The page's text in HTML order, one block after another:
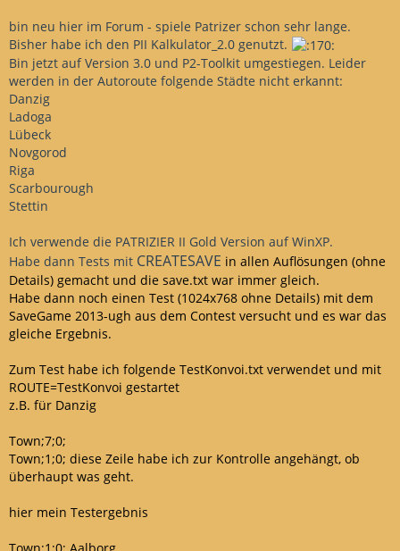
bin neu hier im Forum - spiele Patrizer schon sehr lange.
Bisher habe ich den PII Kalkulator_2.0 genutzt.
Bin jetzt auf Version 3.0 und P2-Toolkit umgestiegen. Leider
werden in der Autoroute folgende Städte nicht erkannt:
Danzig
Ladoga
Lübeck
Novgorod
Riga
Scarbourough
Stettin
Ich verwende die PATRIZIER II Gold Version auf WinXP.
Habe dann Tests mit CREATESAVE in allen Auflösungen (ohne
Details) gemacht und die save.txt war immer gleich.
Habe dann noch einen Test (1024x768 ohne Details) mit dem
SaveGame 2013-ugh aus dem Contest versucht und es war das
gleiche Ergebnis.
Zum Test habe ich folgende TestKonvoi.txt verwendet und mit
ROUTE=TestKonvoi gestartet
z.B. für Danzig
Town;7;0;
Town;1;0; diese Zeile habe ich zur Kontrolle angehängt, ob
überhaupt was geht.
hier mein Testergebnis